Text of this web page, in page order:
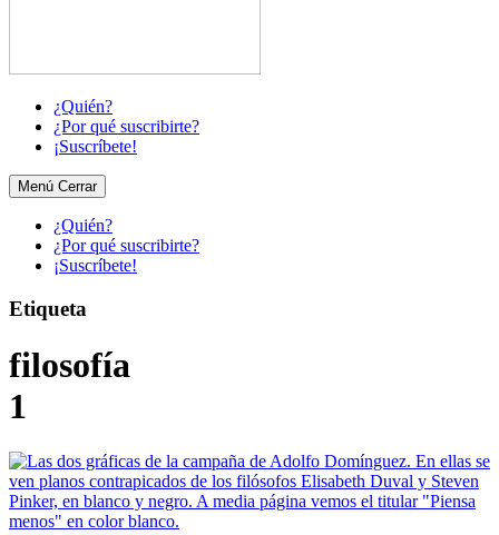
¿Quién?
¿Por qué suscribirte?
¡Suscríbete!
Menú Cerrar
¿Quién?
¿Por qué suscribirte?
¡Suscríbete!
Etiqueta
filosofía
1